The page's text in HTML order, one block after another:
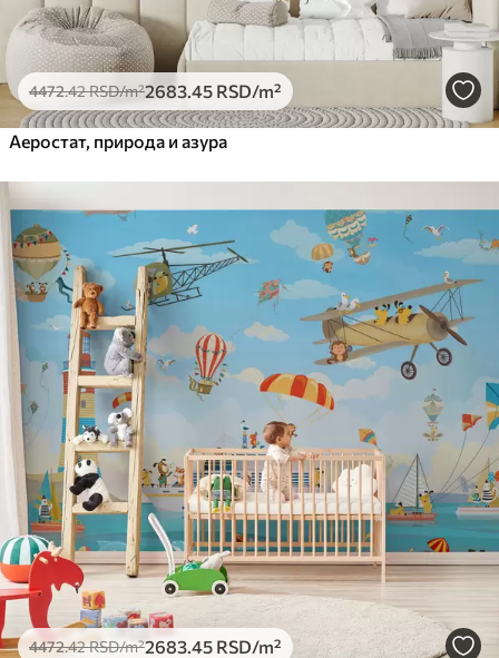
4472.42RSD/m²2683 .45 RSD/m²
Аеростат, природа и азура
4472.42RSD/m²2683 .45 RSD/m²